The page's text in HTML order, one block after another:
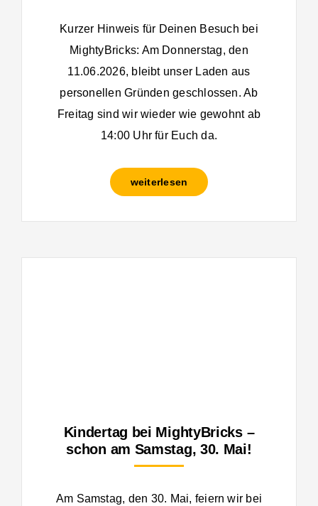
Kurzer Hinweis für Deinen Besuch bei
MightyBricks: Am Donnerstag, den
11.06.2026, bleibt unser Laden aus
personellen Gründen geschlossen. Ab
Freitag sind wir wieder wie gewohnt ab
14:00 Uhr für Euch da.
weiterlesen
Kindertag bei MightyBricks –
schon am Samstag, 30. Mai!
Am Samstag, den 30. Mai, feiern wir bei